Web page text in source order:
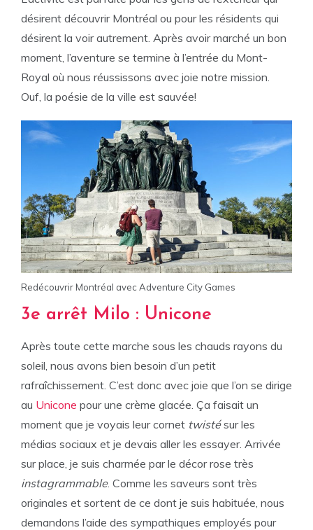
désirent découvrir Montréal ou pour les résidents qui
désirent la voir autrement. Après avoir marché un bon
moment, l’aventure se termine à l’entrée du Mont-
Royal où nous réussissons avec joie notre mission.
Ouf, la poésie de la ville est sauvée!
Redécouvrir Montréal avec Adventure City Games
3e arrêt Milo : Unicone
Après toute cette marche sous les chauds rayons du
soleil, nous avons bien besoin d’un petit
rafraîchissement. C’est donc avec joie que l’on se dirige
au Unicone pour une crème glacée. Ça faisait un
moment que je voyais leur cornet twistésur les
médias sociaux et je devais aller les essayer. Arrivée
sur place, je suis charmée par le décor rose très
instagrammable. Comme les saveurs sont très
originales et sortent de ce dont je suis habituée, nous
demandons l’aide des sympathiques employés pour